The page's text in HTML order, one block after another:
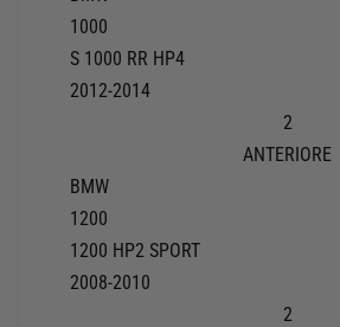
1000
S 1000 RR HP4
2012-2014
2
ANTERIORE
BMW
1200
1200 HP2 SPORT
2008-2010
2